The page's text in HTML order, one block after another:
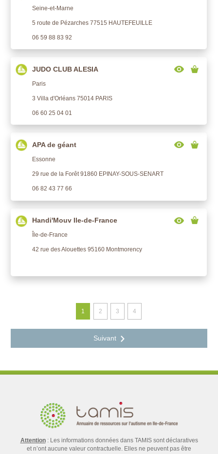
Seine-et-Marne
5 route de Pézarches 77515 HAUTEFEUILLE
06 59 88 83 92
JUDO CLUB ALESIA
Paris
3 Villa d'Orléans 75014 PARIS
06 60 25 04 01
APA de géant
Essonne
29 rue de la Forêt 91860 EPINAY-SOUS-SENART
06 82 43 77 66
Handi'Mouv Ile-de-France
Île-de-France
42 rue des Alouettes 95160 Montmorency
1 2 3 4
Attention: Les informations données dans TAMIS sont déclaratives
et n’ont aucune valeur contractuelle. Elles ne peuvent pas être